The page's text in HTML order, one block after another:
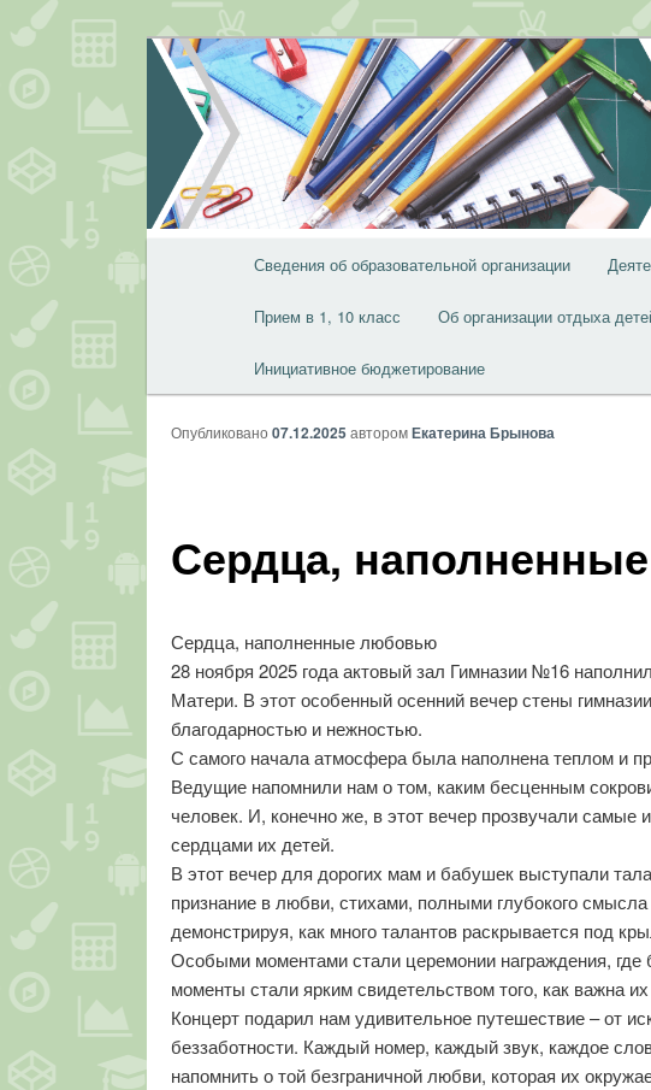
Перейти
к
основному
содержимому
Сведения об образовательной организации
Прием в 1, 10 класс Об организации отдыха
Инициативное бюджетирование
Сердца,
Опубликовано 07.12.2025 авторомЕкатерина Брынова
Сердца, наполненные любовью
28 ноября 2025 года актовый зал Гимназии №16
Матери. В этот особенный осенний вечер стены
благодарностью и нежностью.
С самого начала атмосфера была наполнена теплом и
Ведущие напомнили нам о том, каким бесценным
человек. И, конечно же, в этот вечер прозвучали
сердцами их детей.
В этот вечер для дорогих мам и бабушек выступали
признание в любви, стихами, полными глубокого
демонстрируя, как много талантов раскрывается под
Особыми моментами стали церемонии награждения,
моменты стали ярким свидетельством того, как важна
Концерт подарил нам удивительное путешествие – от
беззаботности. Каждый номер, каждый звук, каждое
напомнить о той безграничной любви, которая их